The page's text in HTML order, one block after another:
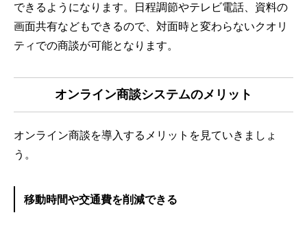
できるようになります。日程調節やテレビ電話、資料の
画面共有などもできるので、対面時と変わらないクオリ
ティでの商談が可能となります。
オンライン商談システムのメリット
オンライン商談を導入するメリットを見ていきましょ
う。
移動時間や交通費を削減できる